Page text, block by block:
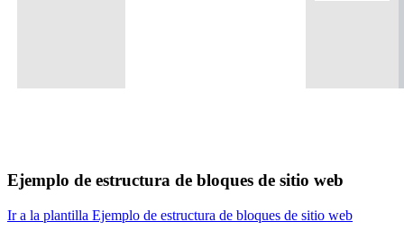
Ejemplo de estructura de bloques de sitio web
Ir a la plantilla Ejemplo de estructura de bloques de sitio web